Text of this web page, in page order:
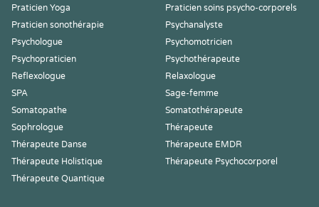
Praticien Yoga
Praticien soins psycho-corporels
Praticien sonothérapie
Psychanalyste
Psychologue
Psychomotricien
Psychopraticien
Psychothérapeute
Reflexologue
Relaxologue
SPA
Sage-femme
Somatopathe
Somatothérapeute
Sophrologue
Thérapeute
Thérapeute Danse
Thérapeute EMDR
Thérapeute Holistique
Thérapeute Psychocorporel
Thérapeute Quantique